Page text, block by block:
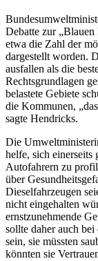
Debatte zur „Blauen
etwa die Zahl der
dargestellt worden.
ausfallen als die
Rechtsgrundlagen
belastete Gebiete
die Kommunen,
sagte Hendricks.
Die
helfe, sich einerseits
Autofahrern zu
über
Dieselfahrzeugen
nicht eingehalten
ernstzunehmende
sollte daher auch
sein, sie müssten
könnten sie